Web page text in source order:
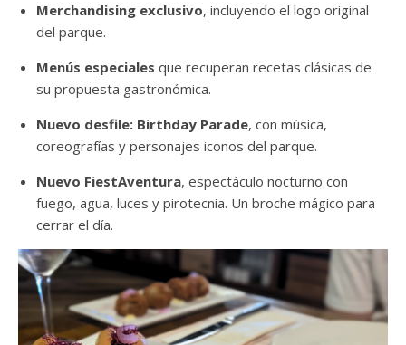
Merchandising exclusivo, incluyendo el logo original
del parque.
Menús especiales que recuperan recetas clásicas de
su propuesta gastronómica.
Nuevo desfile: Birthday Parade, con música,
coreografías y personajes iconos del parque.
Nuevo FiestAventura, espectáculo nocturno con
fuego, agua, luces y pirotecnia. Un broche mágico para
cerrar el día.